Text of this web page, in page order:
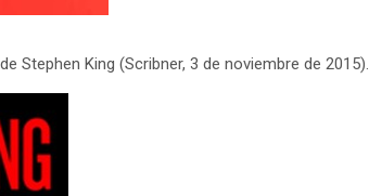
Stephen King (Scribner, 3 de noviembre de 2015).